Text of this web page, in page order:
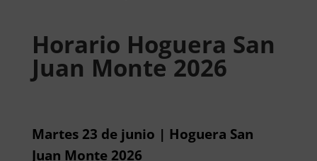
Horario Hoguera San
Juan Monte 2026
Martes 23 de junio | Hoguera San
Juan Monte 2026